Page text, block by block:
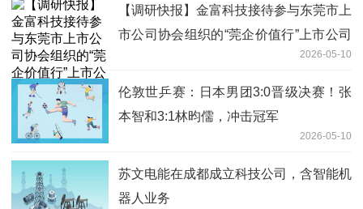
【调研快报】金富科技接待参与东莞市上
市公司协会组织的“莞企价值行”上市公司
集体路演活动投资者约80人调研 讯息
2026-05-10
伦敦世乒赛：日本男团3:0晋级决赛！张
本智和3:1林昀儒，冲击冠军
2026-05-10
苏文电能在成都成立科技公司，含智能机
器人业务